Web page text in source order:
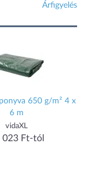
Árfigyelés
650 g/m² 4 x
6 m
vidaXL
023 Ft-tól